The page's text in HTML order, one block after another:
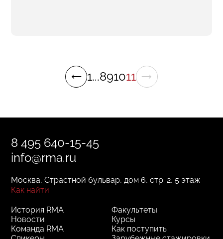
1...891011
8 495 640-15-45
info@rma.ru
Москва, Страстной бульвар, дом 6, стр. 2, 5 этаж
Как найти
Факультеты
Курсы
Как поступить
История RMA
Новости
Команда RMA